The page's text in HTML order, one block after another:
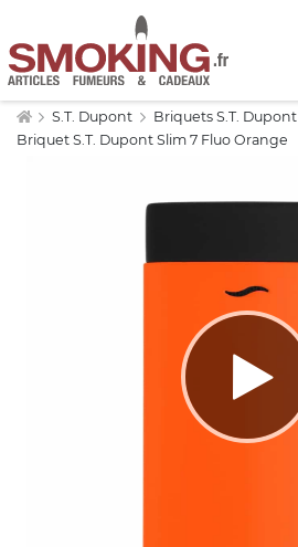
S.T. Dupont Briquets S.T. Dupont
Briquet S.T. Dupont Slim 7 Fluo Orange